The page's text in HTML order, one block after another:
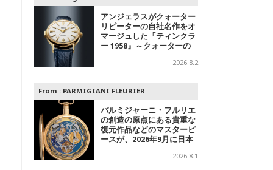
アンジェラスがクォーター
リピーターの自社名作をオ
マージュした「ティンクラ
ー 1958』～クォーターの
2026.8.2
From : PARMIGIANI FLEURIER
パルミジャーニ・フルリエ
の創造の原点にある貴重な
復元作品などのマスターピ
ースが、2026年9月に日本
2026.8.1